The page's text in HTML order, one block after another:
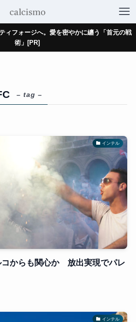
ィフォージへ。愛を密やかに纏う「首元の戦
術」[PR]
– tag –
インテル
コからも関心か 放出実現でパレ
インテル